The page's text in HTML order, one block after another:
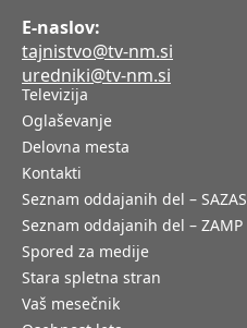
E-naslov:
tajnistvo@tv-nm.si
uredniki@tv-nm.si
Televizija
Oglaševanje
Delovna mesta
Kontakti
Seznam oddajanih del – SAZAS
Seznam oddajanih del – ZAMP
Spored za medije
Stara spletna stran
Vaš mesečnik